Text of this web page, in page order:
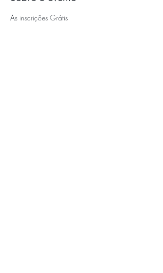
As inscrições Grátis